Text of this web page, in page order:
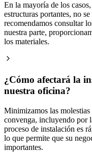
En la mayoría de los
estructuras portantes, no
recomendamos consultar
nuestra parte,
los materiales.
¿Cómo afectará la
nuestra oficina?
Minimizamos las
convenga, incluyendo por
proceso de instalación es
lo que permite que su
importantes.